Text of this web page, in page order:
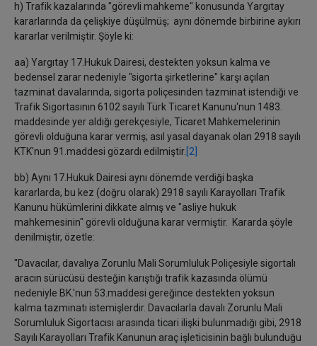
h) Trafik kazalarında "görevli mahkeme" konusunda Yargıtay
kararlarında da çelişkiye düşülmüş; aynı dönemde birbirine aykırı
kararlar verilmiştir. Şöyle ki:
aa) Yargıtay 17.Hukuk Dairesi, destekten yoksun kalma ve
bedensel zarar nedeniyle "sigorta şirketlerine" karşı açılan
tazminat davalarında, sigorta poliçesinden tazminat istendiği ve
Trafik Sigortasının 6102 sayılı Türk Ticaret Kanunu'nun 1483.
maddesinde yer aldığı gerekçesiyle, Ticaret Mahkemelerinin
görevli olduğuna karar vermiş; asıl yasal dayanak olan 2918 sayılı
KTK'nun 91.maddesi gözardı edilmiştir. [2]
bb) Aynı 17.Hukuk Dairesi aynı dönemde verdiği başka
kararlarda, bu kez (doğru olarak) 2918 sayılı Karayolları Trafik
Kanunu hükümlerini dikkate almış ve "asliye hukuk
mahkemesinin" görevli olduğuna karar vermiştir. Kararda şöyle
denilmiştir, özetle:
"Davacılar, davalıya Zorunlu Mali Sorumluluk Poliçesiyle sigortalı
aracın sürücüsü desteğin karıştığı trafik kazasında ölümü
nedeniyle BK.'nun 53.maddesi gereğince destekten yoksun
kalma tazminatı istemişlerdir. Davacılarla davalı Zorunlu Mali
Sorumluluk Sigortacısı arasında ticari ilişki bulunmadığı gibi, 2918
Sayılı Karayolları Trafik Kanunun araç işleticisinin bağlı bulunduğu